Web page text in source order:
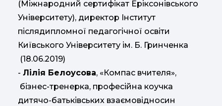
(Міжнародний сертифікат Еріксонівського
Університету), директор Інститут
післядипломної педагогічної освіти
Київського Університету ім. Б. Гринченка
(18.06.2019)
- Лілія Белоусова, «Компас вчителя»,
бізнес-тренерка, професійна коучка
дитячо-батьківських взаємовідносин